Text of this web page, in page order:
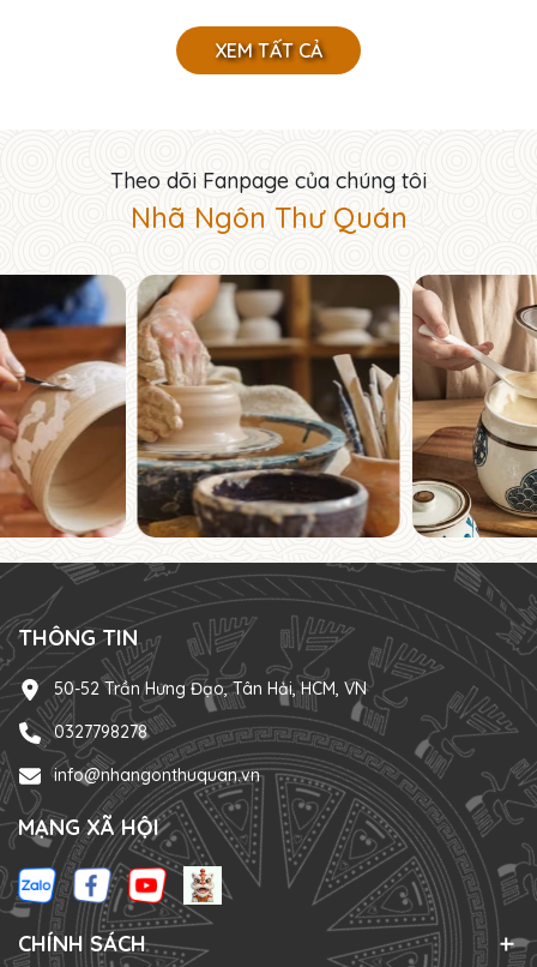
XEM TẤT CẢ
Theo dõi Fanpage của chúng tôi
Nhã Ngôn Thư Quán
THÔNG TIN
50-52 Trần Hưng Đạo, Tân Hải, HCM, VN
0327798278
info@nhangonthuquan.vn
MẠNG XÃ HỘI
CHÍNH SÁCH